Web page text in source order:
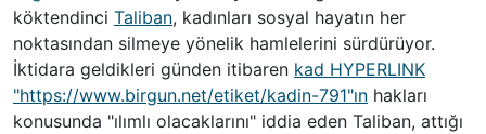
köktendinci Taliban, kadınları sosyal hayatın her
noktasından silmeye yönelik hamlelerini sürdürüyor.
İktidara geldikleri günden itibaren kad HYPERLINK
"https://www.birgun.net/etiket/kadin-791"ın hakları
konusunda "ılımlı olacaklarını" iddia eden Taliban, attığı